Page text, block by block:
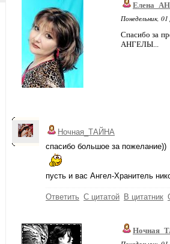
Понедельник,
Спасибо за
АНГЕЛЫ...
Ночная_ТАЙНА
спасибо большое за пожелание))
пусть и вас Ангел-Хранитель
Ответить С цитатой В цитатник